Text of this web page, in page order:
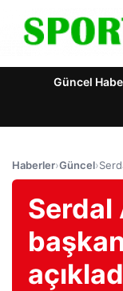
Güncel
Haberler›Güncel›
Serdal
başkan